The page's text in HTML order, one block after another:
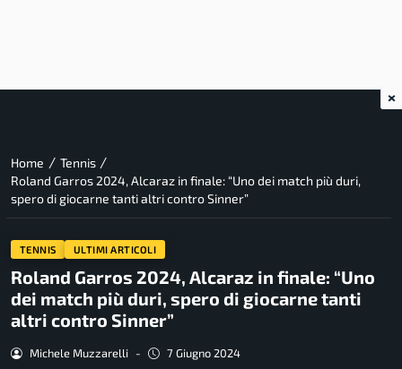
Home / Tennis /
Roland Garros 2024, Alcaraz in finale: “Uno dei match più duri,
spero di giocarne tanti altri contro Sinner”
TENNIS ULTIMI ARTICOLI
Roland Garros 2024, Alcaraz in finale: “Uno
dei match più duri, spero di giocarne tanti
altri contro Sinner”
Michele Muzzarelli - 7 Giugno 2024
×